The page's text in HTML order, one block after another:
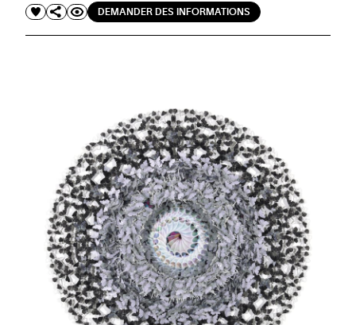
DEMANDER DES INFORMATIONS